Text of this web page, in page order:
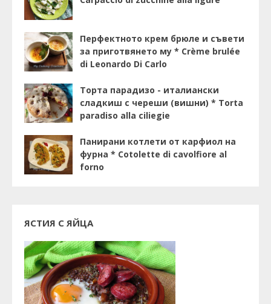
Перфектното крем брюле и съвети
за приготвянето му * Crème brulée
di Leonardo Di Carlo
Торта парадизо - италиански
сладкиш с череши (вишни) * Torta
paradiso alla ciliegie
Панирани котлети от карфиол на
фурна * Cotolette di cavolfiore al
forno
ЯСТИЯ С ЯЙЦА